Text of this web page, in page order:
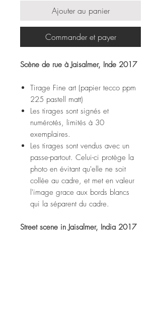
Ajouter au panier
Commander et payer
Scène de rue à Jaisalmer, Inde 2017
Tirage Fine art (papier tecco ppm
225 pastell matt)
Les tirages sont signés et
numérotés, limités à 30
exemplaires.
Les tirages sont vendus avec un
passe-partout. Celui-ci protège la
photo en évitant qu'elle ne soit
collée au cadre, et met en valeur
l'image grace aux bords blancs
qui la séparent du cadre.
Street scene in Jaisalmer, India 2017